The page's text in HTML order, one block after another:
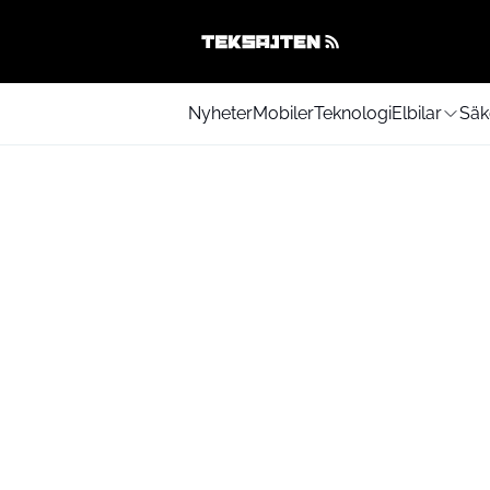
NyheterMobilerTeknologiElbilar